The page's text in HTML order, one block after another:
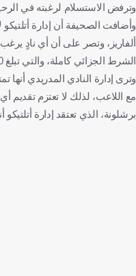
وترفض الاستسلام لرغبته في
وأضافت الصحيفة أن إدارة
ألفاريز، وتصر على أن أي نادٍ
الشرط الجزائي كاملة، والتي تبلغ 500 مليون يورو.
وترى إدارة النادي المدريدي أنها
مع اللاعب، لذلك لا تعتزم تقديم
برشلونة، الذي تعتقد إدارة